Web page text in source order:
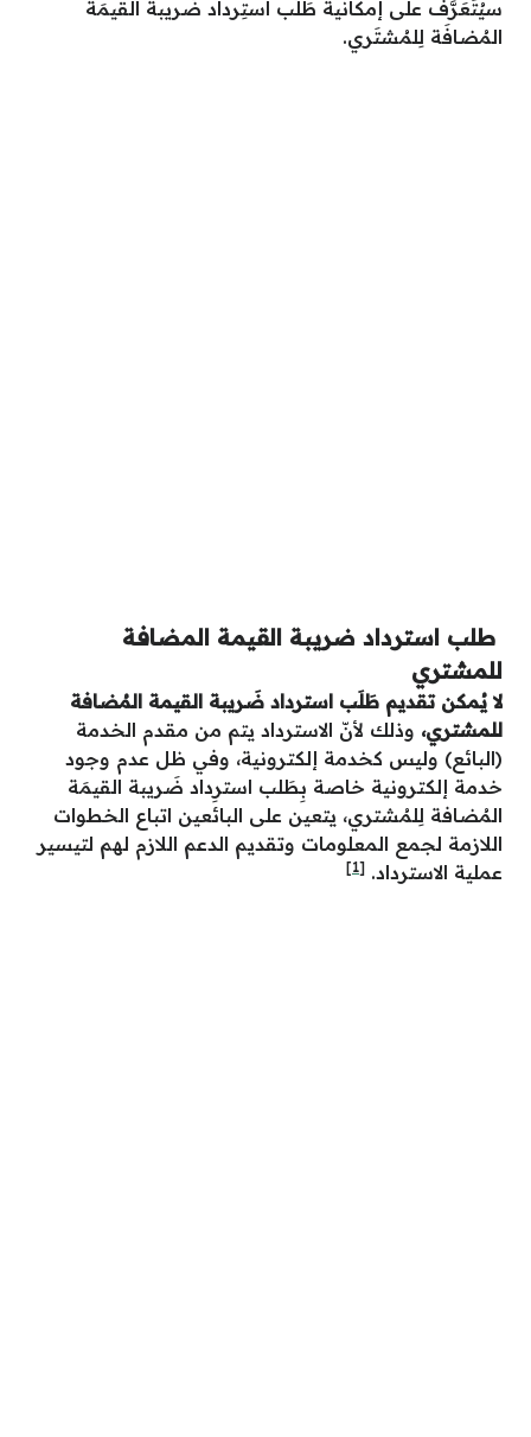
سيُتَعَرَّف على إمكانية طَلَب استِرداد ضَريبة القيمَة
المُضافَة لِلمُشتَري.
طلب استرداد ضريبة القيمة المضافة
للمشتري
لا يُمكن تقديم طَلَب استرداد ضَريبة القيمة المُضافة
للمشتري، وذلك لأنّ الاسترداد يتم من مقدم الخدمة
(البائع) وليس كخدمة إلكترونية، وفي ظل عدم وجود
خدمة إلكترونية خاصة بِطَلب استرِداد ضَريبة القيمَة
المُضافة لِلمُشتري، يتعين على البائعين اتباع الخطوات
اللازمة لجمع المعلومات وتقديم الدعم اللازم لهم لتيسير
عملية الاسترداد. [1]